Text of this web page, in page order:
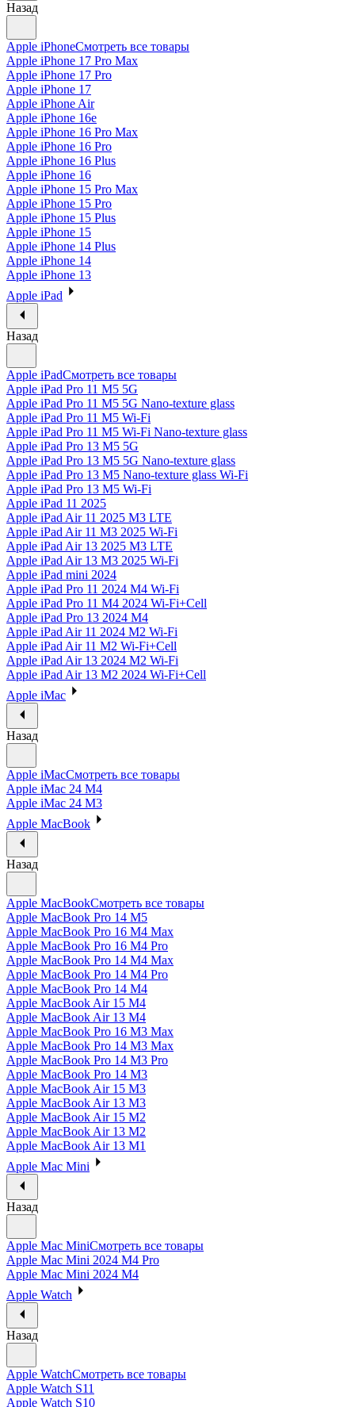
Назад
Apple iPhoneСмотреть все товары
Apple iPhone 17 Pro Max
Apple iPhone 17 Pro
Apple iPhone 17
Apple iPhone Air
Apple iPhone 16e
Apple iPhone 16 Pro Max
Apple iPhone 16 Pro
Apple iPhone 16 Plus
Apple iPhone 16
Apple iPhone 15 Pro Max
Apple iPhone 15 Pro
Apple iPhone 15 Plus
Apple iPhone 15
Apple iPhone 14 Plus
Apple iPhone 14
Apple iPhone 13
Apple iPad
Назад
Apple iPadСмотреть все товары
Apple iPad Pro 11 M5 5G
Apple iPad Pro 11 M5 5G Nano-texture glass
Apple iPad Pro 11 M5 Wi-Fi
Apple iPad Pro 11 M5 Wi-Fi Nano-texture glass
Apple iPad Pro 13 M5 5G
Apple iPad Pro 13 M5 5G Nano-texture glass
Apple iPad Pro 13 M5 Nano-texture glass Wi-Fi
Apple iPad Pro 13 M5 Wi-Fi
Apple iPad 11 2025
Apple iPad Air 11 2025 M3 LTE
Apple iPad Air 11 M3 2025 Wi-Fi
Apple iPad Air 13 2025 M3 LTE
Apple iPad Air 13 M3 2025 Wi-Fi
Apple iPad mini 2024
Apple iPad Pro 11 2024 M4 Wi-Fi
Apple iPad Pro 11 M4 2024 Wi-Fi+Cell
Apple iPad Pro 13 2024 M4
Apple iPad Air 11 2024 M2 Wi-Fi
Apple iPad Air 11 M2 Wi-Fi+Cell
Apple iPad Air 13 2024 M2 Wi-Fi
Apple iPad Air 13 M2 2024 Wi-Fi+Cell
Apple iMac
Назад
Apple iMacСмотреть все товары
Apple iMac 24 M4
Apple iMac 24 M3
Apple MacBook
Назад
Apple MacBookСмотреть все товары
Apple MacBook Pro 14 M5
Apple MacBook Pro 16 M4 Max
Apple MacBook Pro 16 M4 Pro
Apple MacBook Pro 14 M4 Max
Apple MacBook Pro 14 M4 Pro
Apple MacBook Pro 14 M4
Apple MacBook Air 15 M4
Apple MacBook Air 13 M4
Apple MacBook Pro 16 M3 Max
Apple MacBook Pro 14 M3 Max
Apple MacBook Pro 14 M3 Pro
Apple MacBook Pro 14 M3
Apple MacBook Air 15 M3
Apple MacBook Air 13 M3
Apple MacBook Air 15 M2
Apple MacBook Air 13 M2
Apple MacBook Air 13 M1
Apple Mac Mini
Назад
Apple Mac MiniСмотреть все товары
Apple Mac Mini 2024 M4 Pro
Apple Mac Mini 2024 M4
Apple Watch
Назад
Apple WatchСмотреть все товары
Apple Watch S11
Apple Watch S10